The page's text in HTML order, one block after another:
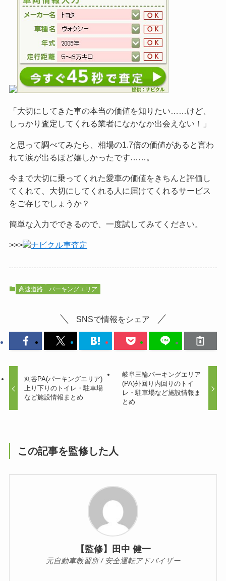
「大切にしてきた車の本当の価値を知りたい……けど、
しっかり査定してくれる業者になかなか出会えない！」
と思って調べてみたら、相場の1.7倍の価値があると言わ
れて涙が出るほど嬉しかったです……。
今まで大切に乗ってくれた愛車の価値をきちんと評価し
てくれて、大切にしてくれる人に届けてくれるサービス
をご存じでしょうか？
簡単な入力でできるので、一度試してみてください。
>>> ナビクル車査定
高速道路 パーキングエリア
SNSで情報をシェア
刈谷PA(パーキングエリア)
上り下りのトイレ・駐車場
など施設情報まとめ
岐阜三輪パーキングエリア
(PA)外回り内回りのトイ
レ・駐車場など施設情報ま
とめ
この記事を監修した人
【監修】田中 健一
元自動車教習所 / 安全運転アドバイザー